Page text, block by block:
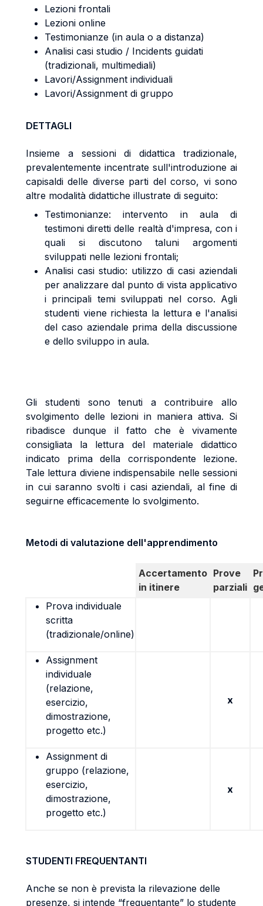
Lezioni frontali
Lezioni online
Testimonianze (in aula o a distanza)
Analisi casi studio / Incidents guidati
(tradizionali, multimediali)
Lavori/Assignment individuali
Lavori/Assignment di gruppo
DETTAGLI
Insieme a sessioni di didattica tradizionale,
prevalentemente incentrate sull'introduzione ai
capisaldi delle diverse parti del corso, vi sono
altre modalità didattiche illustrate di seguito:
Testimonianze: intervento in aula di
testimoni diretti delle realtà d'impresa, con i
quali si discutono taluni argomenti
sviluppati nelle lezioni frontali;
Analisi casi studio: utilizzo di casi aziendali
per analizzare dal punto di vista applicativo
i principali temi sviluppati nel corso. Agli
studenti viene richiesta la lettura e l'analisi
del caso aziendale prima della discussione
e dello sviluppo in aula.
Gli studenti sono tenuti a contribuire allo
svolgimento delle lezioni in maniera attiva. Si
ribadisce dunque il fatto che è vivamente
consigliata la lettura del materiale didattico
indicato prima della corrispondente lezione.
Tale lettura diviene indispensabile nelle sessioni
in cui saranno svolti i casi aziendali, al fine di
seguirne efficacemente lo svolgimento.
Metodi di valutazione dell'apprendimento
Accertamento
in itinere
Prove
parziali
Prova individuale
scritta
(tradizionale/online)
Assignment
individuale
(relazione,
esercizio,
dimostrazione,
progetto etc.)
x
Assignment di
gruppo (relazione,
esercizio,
dimostrazione,
progetto etc.)
x
STUDENTI FREQUENTANTI
Anche se non è prevista la rilevazione delle
presenze, si intende “frequentante” lo studente